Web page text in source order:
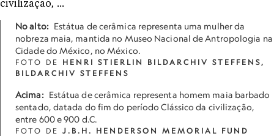
No alto: Estátua de cerâmica representa uma mulher da
nobreza maia, mantida no Museo Nacional de Antropologia na
Cidade do México, no México.
FOTO DE HENRI STIERLIN BILDARCHIV STEFFENS,
BILDARCHIV STEFFENS
Acima: Estátua de cerâmica representa homem maia barbado
sentado, datada do fim do período Clássico da civilização,
entre 600 e 900 d.C.
FOTO DE J.B.H. HENDERSON MEMORIAL FUND